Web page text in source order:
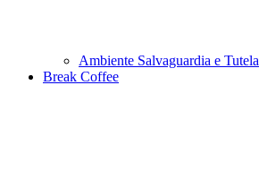
Ambiente Salvaguardia e Tutela
Break Coffee